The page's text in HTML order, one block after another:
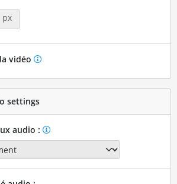
px
vidéo
settings
audio :